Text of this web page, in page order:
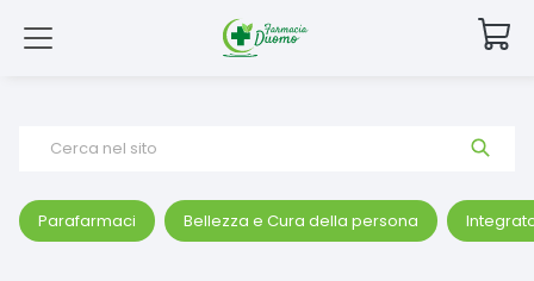
Cerca nel sito
Parafarmaci Bellezza e Cura della persona